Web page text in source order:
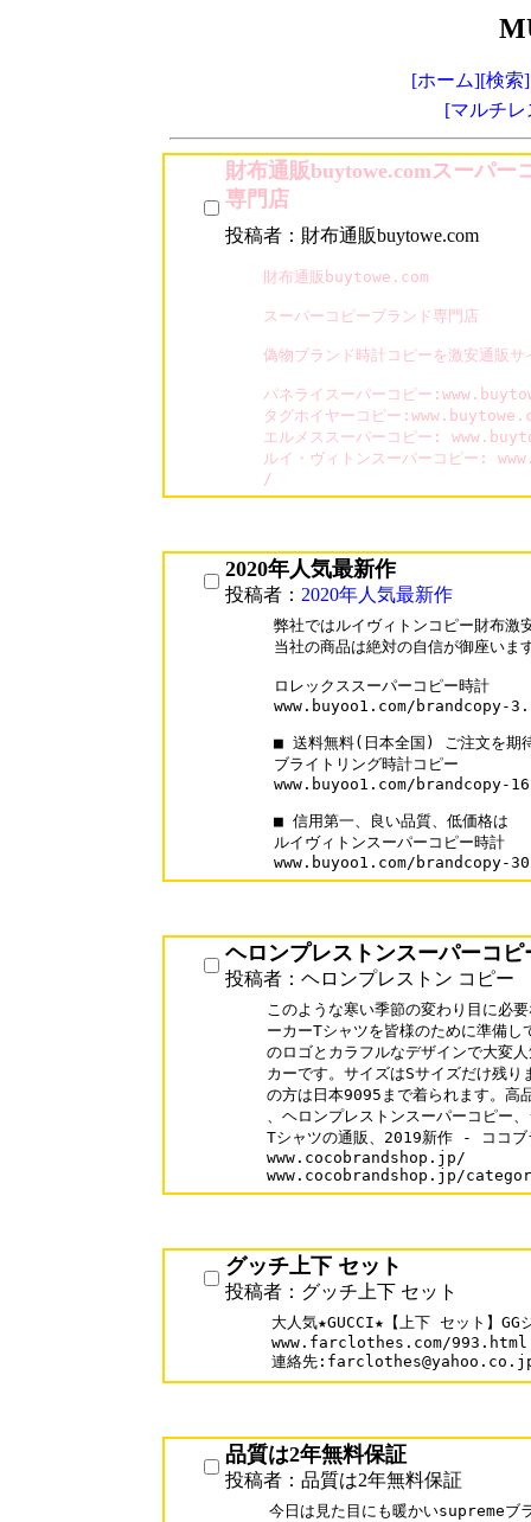
[ホーム][検索]
[マルチ
財布通販buytowe.comスーパー
専門店
投稿者：財布通販buytowe.com
財布通販buytowe.com
スーパーコピーブランド専門店
偽物ブランド時計コピーを激安通販
パネライスーパーコピー
タグホイヤーコピー
エルメススーパーコピー:
ルイ・ヴィトンスーパーコピー:
/
2020年人気最新作
投稿者： 2020年人気最新作
弊社ではルイヴィトンコピー財布激
当社の商品は絶対の自信が御座い
ロレックススーパーコピー時計
www.buyoo1.com/brandcopy-
■ 送料無料(日本全国) ご注文を期
ブライトリング時計コピー
www.buyoo1.com/brandcopy-
■ 信用第一、良い品質、低価格は
ルイヴィトンスーパーコピー時計
www.buyoo1.com/brandcopy-
ヘロンプレストンスーパーコピ
投稿者：ヘロンプレストン コピー
このような寒い季節の変わり目に必
ーカーTシャツを皆様のために準備
のロゴとカラフルなデザインで大変
カーです。サイズはSサイズだけ残
の方は日本9095まで着られます。高
、ヘロンプレストンスーパーコピー
Tシャツの通販、2019新作 - ココブ
www.cocobrandshop.jp/
www.cocobrandshop.jp/
グッチ上下 セット
投稿者：グッチ上下 セット
大人気★GUCCI★【上下 セット】
www.farclothes.com/993.html
連絡先
品質は2年無料保証
投稿者：品質は2年無料保証
今日は見た目にも暖かいsupremeブ